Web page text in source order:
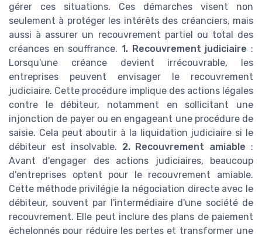
gérer ces situations. Ces démarches visent non
seulement à protéger les intérêts des créanciers, mais
aussi à assurer un recouvrement partiel ou total des
créances en souffrance. 1. Recouvrement judiciaire :
Lorsqu'une créance devient irrécouvrable, les
entreprises peuvent envisager le recouvrement
judiciaire. Cette procédure implique des actions légales
contre le débiteur, notamment en sollicitant une
injonction de payer ou en engageant une procédure de
saisie. Cela peut aboutir à la liquidation judiciaire si le
débiteur est insolvable. 2. Recouvrement amiable :
Avant d'engager des actions judiciaires, beaucoup
d'entreprises optent pour le recouvrement amiable.
Cette méthode privilégie la négociation directe avec le
débiteur, souvent par l'intermédiaire d'une société de
recouvrement. Elle peut inclure des plans de paiement
échelonnés pour réduire les pertes et transformer une